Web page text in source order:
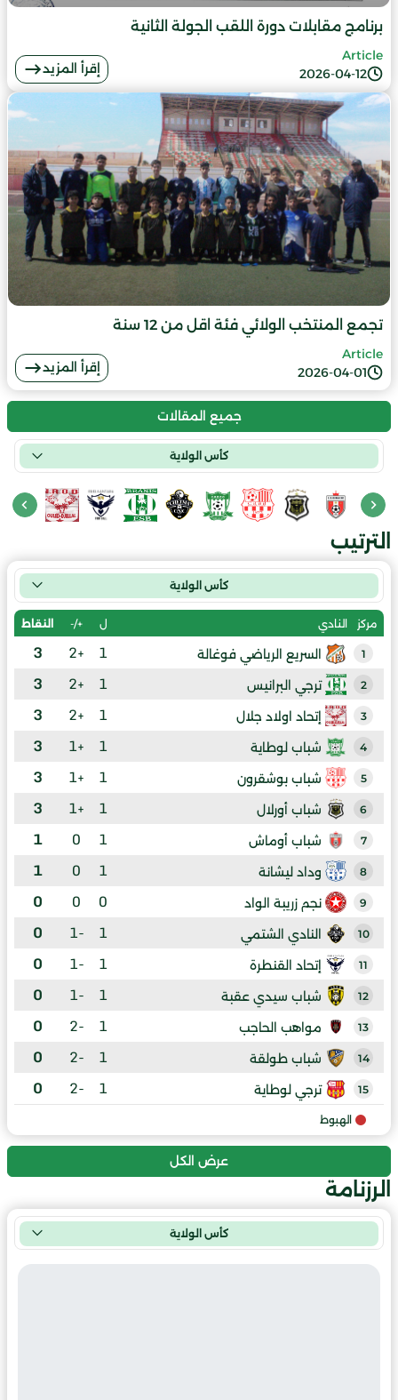
برنامج مقابلات دورة اللقب الجولة الثانية
2026-04-12
Article
إقرأ المزيد
تجمع المنتخب الولائي فئة اقل من 12 سنة
2026-04-01
Article
إقرأ المزيد
جميع المقالات
كأس الولاية
الترتيب
كأس الولاية
مركز النادي ل +/- النقاط
1 السريع الرياضي فوغالة 1
+2
3
2 ترجي البرانيس 1
+2
3
3 إتحاد اولاد جلال 1
+2
3
4 شباب لوطاية 1
+1
3
5 شباب بوشقرون 1
+1
3
6 شباب أورلال 1
+1
3
7 شباب أوماش 1
0
1
8 وداد ليشانة 1
0
1
9 نجم زريبة الواد 0
0
0
10 النادي الشتمي 1
-1
0
11 إتحاد القنطرة 1
-1
0
12 شباب سيدي عقبة 1
-1
0
13 مواهب الحاجب 1
-2
0
14 شباب طولقة 1
-2
0
15 ترجي لوطاية 1
-2
0
الهبوط
عرض الكل
الرزنامة
كأس الولاية